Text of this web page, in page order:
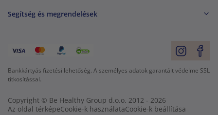
Segítség és megrendelések
Bankkártyás fizetési lehetőség. A személyes adatok garantált védelme SSL
titkosítással.
Copyright © Be Healthy Group d.o.o. 2012 - 2026
Az oldal térképeCookie-k használataCookie-k beállítása